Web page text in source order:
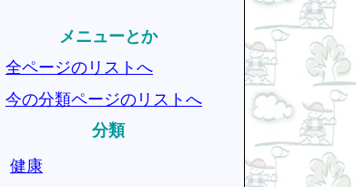
メニューとか
全ページのリストへ
今の分類ページのリストへ
分類
健康